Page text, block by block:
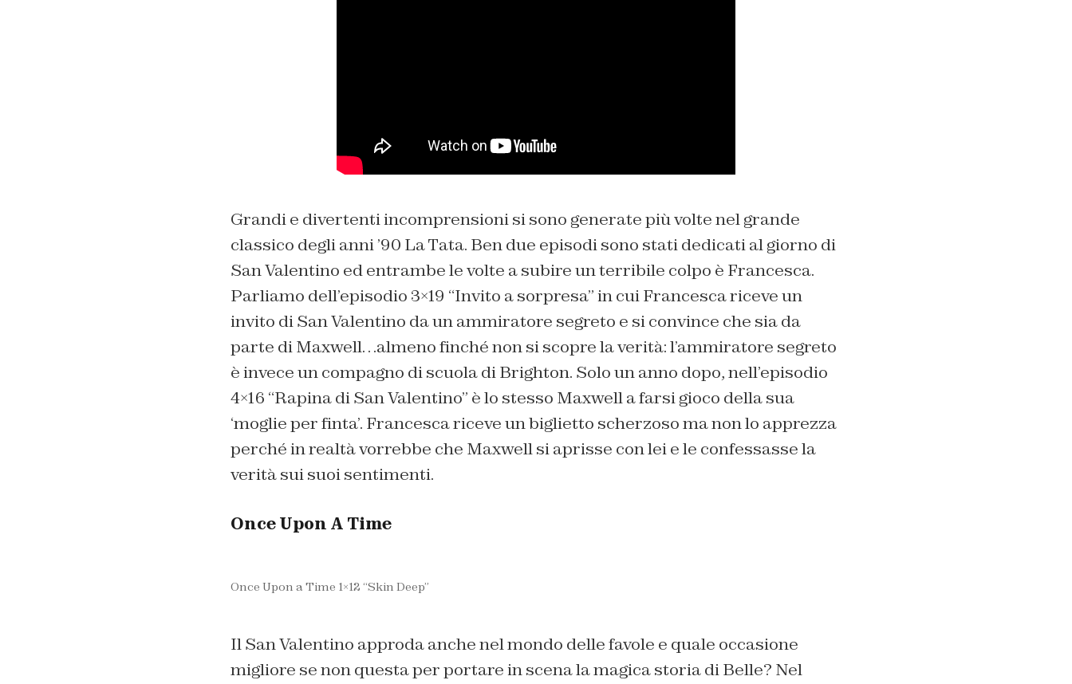
Grandi e divertenti incomprensioni si sono generate più volte nel grande
classico degli anni ’90 La Tata. Ben due episodi sono stati dedicati al giorno di
San Valentino ed entrambe le volte a subire un terribile colpo è Francesca.
Parliamo dell’episodio 3×19 “Invito a sorpresa”in cui Francesca riceve un
invito di San Valentino da un ammiratore segreto e si convince che sia da
parte di Maxwell…almeno finché non si scopre la verità: l’ammiratore segreto
è invece un compagno di scuola di Brighton. Solo un anno dopo, nell’episodio
4×16 “Rapina di San Valentino” è lo stesso Maxwell a farsi gioco della sua
‘moglie per finta’. Francesca riceve un biglietto scherzoso ma non lo apprezza
perché in realtà vorrebbe che Maxwell si aprisse con lei e le confessasse la
verità sui suoi sentimenti.
Once Upon A Time
Once Upon a Time 1×12 “Skin Deep”
Il San Valentino approda anche nel mondo delle favole e quale occasione
migliore se non questa per portare in scena la magica storia di Belle? Nel